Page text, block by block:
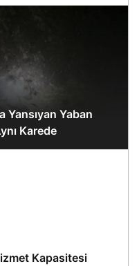
Yansıyan Yaban
Karede
Kapasitesi